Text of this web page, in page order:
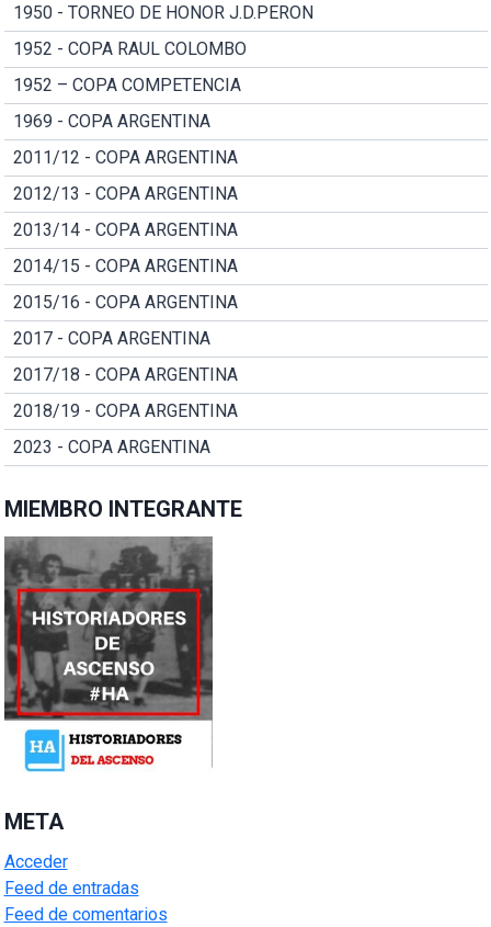
1950 - TORNEO DE HONOR J.D.PERON
1952 - COPA RAUL COLOMBO
1952 – COPA COMPETENCIA
1969 - COPA ARGENTINA
2011/12 - COPA ARGENTINA
2012/13 - COPA ARGENTINA
2013/14 - COPA ARGENTINA
2014/15 - COPA ARGENTINA
2015/16 - COPA ARGENTINA
2017 - COPA ARGENTINA
2017/18 - COPA ARGENTINA
2018/19 - COPA ARGENTINA
2023 - COPA ARGENTINA
MIEMBRO INTEGRANTE
META
Acceder
Feed de entradas
Feed de comentarios